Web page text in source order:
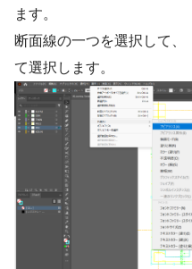
ます。
断面線の一つを選択して、
て選択します。